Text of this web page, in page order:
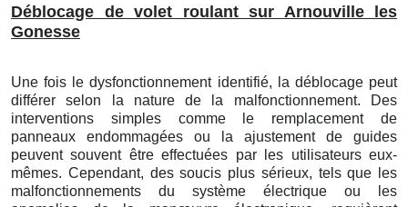
Déblocage de volet roulant sur Arnouville les
Gonesse
Une fois le dysfonctionnement identifié, la déblocage peut
différer selon la nature de la malfonctionnement. Des
interventions simples comme le remplacement de
panneaux endommagées ou la ajustement de guides
peuvent souvent être effectuées par les utilisateurs eux-
mêmes. Cependant, des soucis plus sérieux, tels que les
malfonctionnements du système électrique ou les